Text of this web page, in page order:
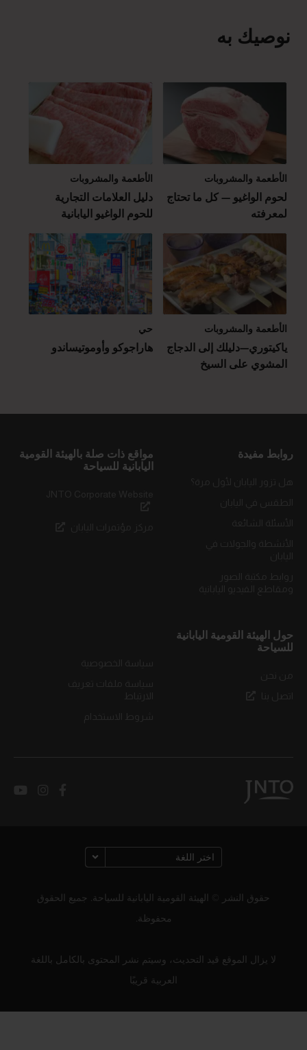
نوصيك به
الأطعمة والمشروبات
لحوم الواغيو — كل ما تحتاج
لمعرفته
الأطعمة والمشروبات
دليل العلامات التجارية
للحوم الواغيو اليابانية
الأطعمة والمشروبات
ياكيتوري—دليلك إلى الدجاج
المشوي على السيخ
حي
هاراجوكو وأوموتيساندو
روابط مفيدة
مواقع ذات صلة بالهيئة القومية
اليابانية للسياحة
حول الهيئة القومية اليابانية
للسياحة
حقوق النشر © الهيئة القومية اليابانية للسياحة. جميع الحقوق
محفوظة.
لا يزال الموقع قيد التحديث، وسيتم نشر المحتوى بالكامل باللغة
العربية قريبًا